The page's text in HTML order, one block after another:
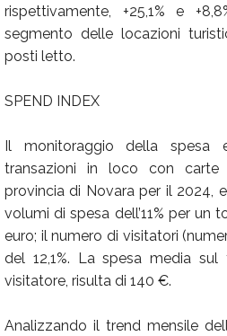
rispettivamente, +25,1% e
segmento delle locazioni
posti letto.
SPEND INDEX
Il monitoraggio della spesa
transazioni in loco con
provincia di Novara per il 2024,
volumi di spesa dell’11% per un
euro; il numero di visitatori
del 12,1%. La spesa media
visitatore, risulta di 140 €.
Analizzando il trend mensile